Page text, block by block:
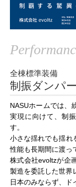
全棟標準装備
制振ダンパ
NASUホームでは、
実現に向けて、制
す。
小さな揺れでも揺れ
性能も長期間に渡っ
株式会社evoltzが企
製造を委託した世界
日本のみならず、ド